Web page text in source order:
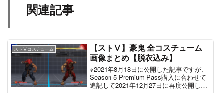
関連記事
ストⅤコスチューム
【ストⅤ】豪鬼 全コスチューム
画像まとめ【脱衣込み】
※2021年8月18日に公開した記事ですが、
Season 5 Premium Pass購入に合わせて
追記して2021年12月27日に再度公開しま